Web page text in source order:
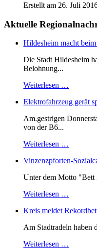
Erstellt am 26. Juli
Aktuelle
Hildesheim macht
Die Stadt Hildesheim
Belohnung...
Weiterlesen …
Elektrofahrzeug gerät
Am.gestrigen
von der B6...
Weiterlesen …
Vinzenzpforten-
Unter dem Motto "Bett
Weiterlesen …
Kreis meldet
Am Stadtradeln haben
Weiterlesen …